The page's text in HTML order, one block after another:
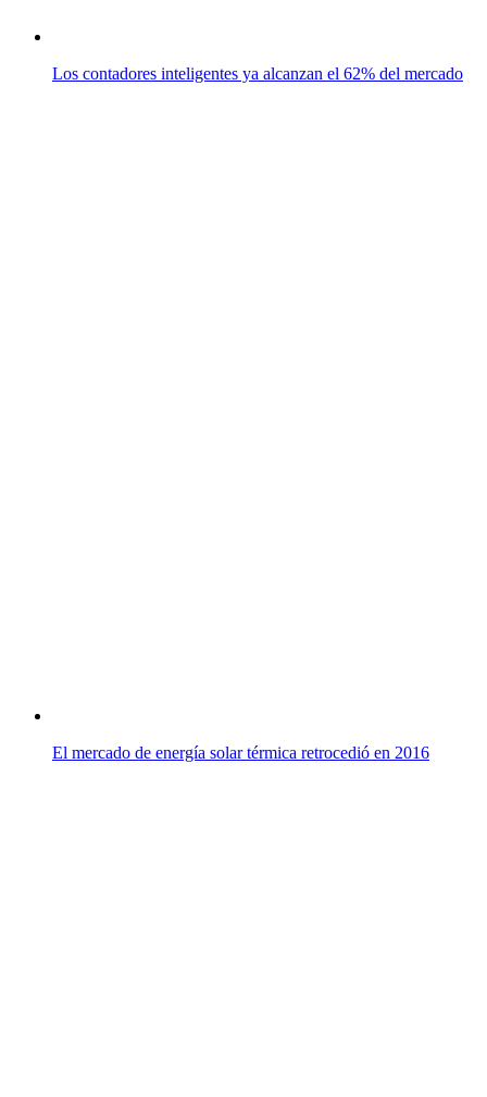
Los contadores inteligentes ya alcanzan el 62% del mercado
El mercado de energía solar térmica retrocedió en 2016